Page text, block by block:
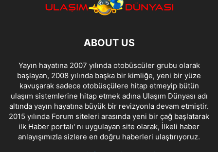
ABOUT US
Yayın hayatına 2007 yılında otobüscüler grubu olarak
başlayan, 2008 yılında başka bir kimliğe, yeni bir yüze
kavuşarak sadece otobüsçülere hitap etmeyip bütün
ulaşım sistemlerine hitap etmek adına Ulaşım Dünyası adı
altında yayın hayatına büyük bir revizyonla devam etmiştir.
2015 yılında Forum siteleri arasında yeni bir çağ başlatarak
ilk Haber portalı' nı uygulayan site olarak, İlkeli haber
anlayışımızla sizlere en doğru haberleri ulaştırıyoruz.